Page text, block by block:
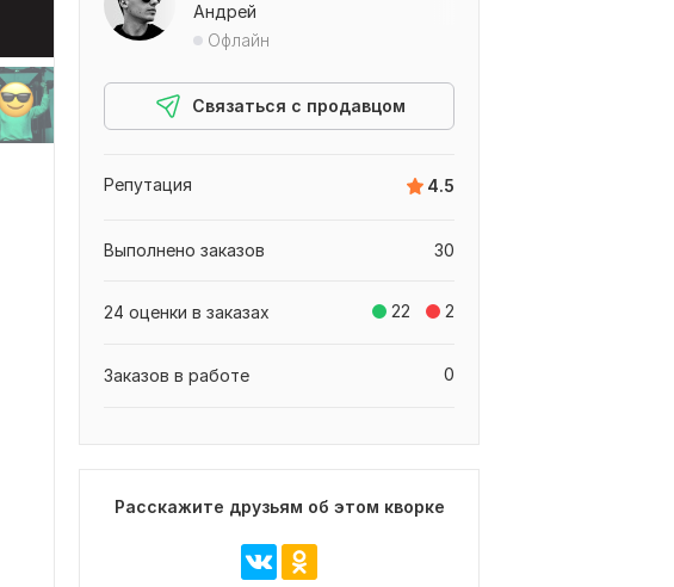
Отзыв от svetlanasn1986,
Андрей
Офлайн
Связаться с продавцом
4.5
Репутация
30
Выполнено заказов
22 2
24 оценки в заказах
0
Заказов в работе
Расскажите друзьям об этом кворке